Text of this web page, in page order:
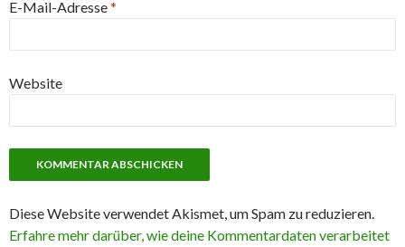
E-Mail-Adresse*
Website
Diese Website verwendet Akismet, um Spam zu reduzieren.
Erfahre mehr darüber, wie deine Kommentardaten verarbeitet